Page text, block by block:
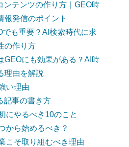
ンテンツの作り方｜GEO時
報発信のポイント
でも重要？AI検索時代に求
の作り方
GEOにも効果がある？AI時
理由を解説
い理由
記事の書き方
にやるべき10のこと
から始めるべき？
こそ取り組むべき理由